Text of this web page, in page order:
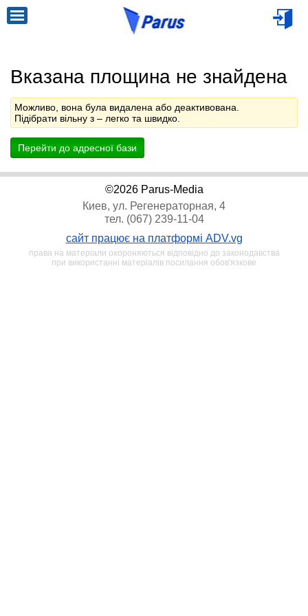
Вказана площина не знайдена
Можливо, вона була видалена або деактивована.
Підібрати вільну з – легко та швидко.
Перейти до адресної бази
©2026 Parus-Media
Киев, ул. Регенераторная, 4
тел. (067) 239-11-04
сайт працює на платформі ADV.vg
права на матеріали охороняються відповідно до законодавства
при використанні матеріалів посилання обов'язкове